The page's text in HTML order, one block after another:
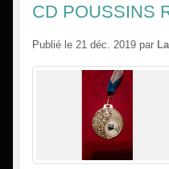
CD POUSSINS
Publié le 21 déc. 2019 par